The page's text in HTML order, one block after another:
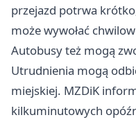
przejazd potrwa
może wywołać
Autobusy też mogą
Utrudnienia mogą
miejskiej. MZDiK
kilkuminutowych